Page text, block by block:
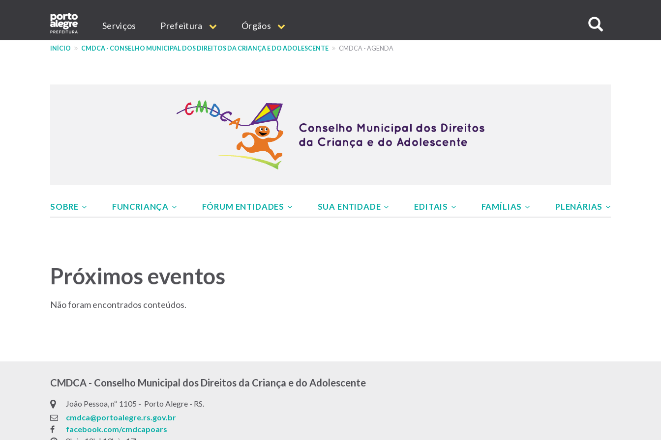
conteúdo
Main
navigation
Serviços Prefeitura Órgãos
no
INÍCIO CMDCA - CONSELHO MUNICIPAL DOS DIREITOS DA CRIANÇA E DO ADOLESCENTE CMDCA - AGENDA
Site
CMDCA
SOBRE FUNCRIANÇA FÓRUM ENTIDADES SUA ENTIDADE EDITAIS FAMÍLIAS PLENÁRIAS
Próximos eventos
Não foram encontrados conteúdos.
CMDCA - Conselho Municipal dos Direitos da Criança e do Adolescente
João Pessoa, nº 1105 - Porto Alegre - RS.
cmdca@portoalegre.rs.gov.br
facebook.com/cmdcapoars